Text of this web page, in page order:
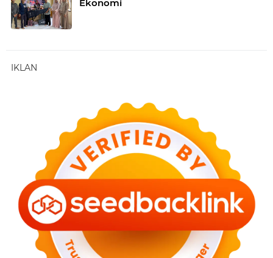
Ekonomi
IKLAN